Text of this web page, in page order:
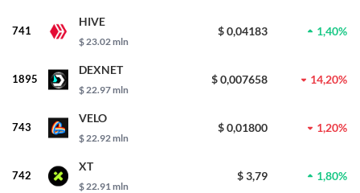
741
HIVE
$ 23.02 mln
$ 0,04183 1,40%
1895
DEXNET
$ 22.97 mln
$ 0,007658 14,20%
743
VELO
$ 22.92 mln
$ 0,01800 1,20%
742
XT
$ 22.91 mln
$ 3,79 1,80%